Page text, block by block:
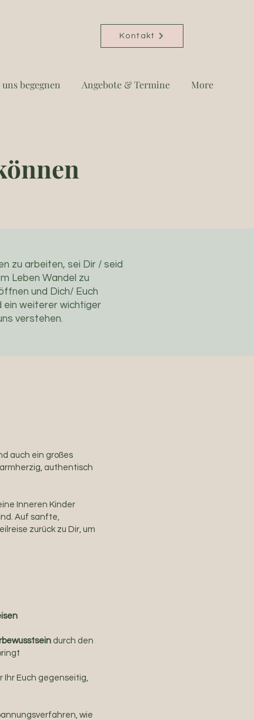
Kontakt
begegnen Angebote & Termine More
zu arbeiten, sei Dir / seid
Leben Wandel zu
und Dich/ Euch
ein weiterer wichtiger
verstehen.
auch ein großes
authentisch
Inneren Kinder
Auf sanfte,
zurück zu Dir, um
durch den
Ihr Euch gegenseitig,
wie